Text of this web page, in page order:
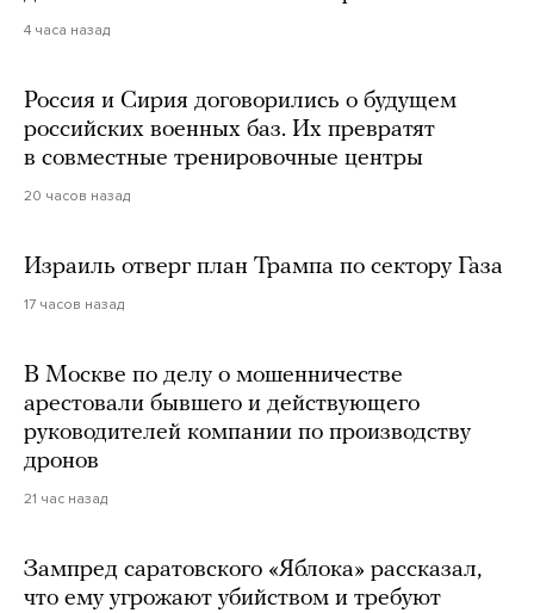
4 часа назад
Россия и Сирия договорились о будущем
российских военных баз. Их превратят
в совместные тренировочные центры
20 часов назад
Израиль отверг план Трампа по сектору Газа
17 часов назад
В Москве по делу о мошенничестве
арестовали бывшего и действующего
руководителей компании по производству
дронов
21 час назад
Зампред саратовского «Яблока» рассказал,
что ему угрожают убийством и требуют